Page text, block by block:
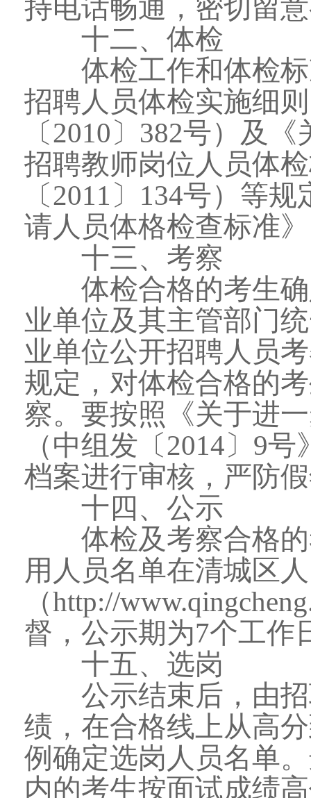
持电话畅通，密切留
十二、体检
体检工作和体检标
招聘人员体检实施细
〔2010〕382号）及
招聘教师岗位人员体
〔2011〕134号）等
请人员体格检查标准
十三、考察
体检合格的考生确
业单位及其主管部门
业单位公开招聘人员
规定，对体检合格的
察。要按照《关于进
（中组发〔2014〕9
档案进行审核，严防
十四、公示
体检及考察合格的
用人员名单在清城区
（http://
督，公示期为7个工作
十五、选岗
公示结束后，由招
绩，在合格线上从高
例确定选岗人员名单
内的考生按面试成绩